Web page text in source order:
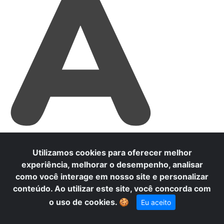
A
Utilizamos cookies para oferecer melhor
experiência, melhorar o desempenho, analisar
como você interage em nosso site e personalizar
conteúdo. Ao utilizar este site, você concorda com
o uso de cookies. 🍪 Eu aceito